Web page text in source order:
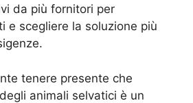
da più fornitori per
e scegliere la soluzione più
tenere presente che
animali selvatici è un